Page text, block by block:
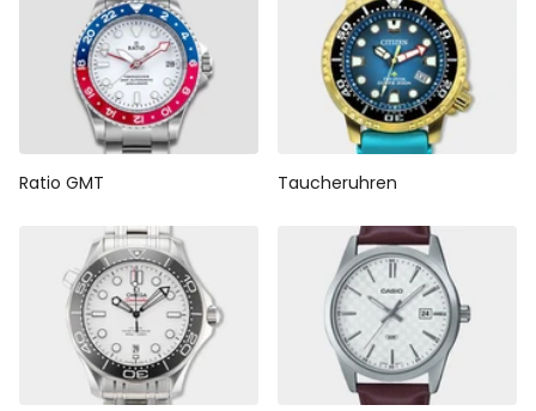
Ratio GMT Taucheruhren